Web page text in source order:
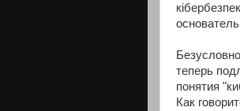
теперь
понятия
Как